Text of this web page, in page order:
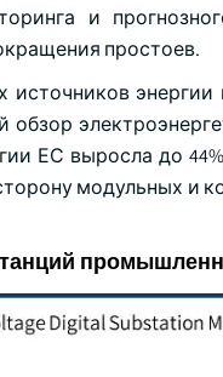
и
простоев.
источников
ЕС выросла до
модульных и